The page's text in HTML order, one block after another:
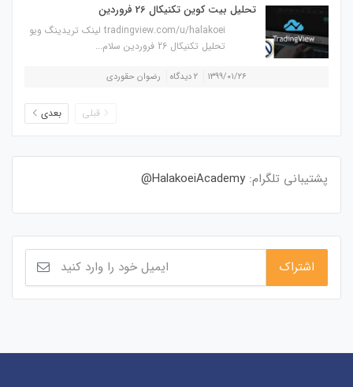
تحلیل بیت کوین تکنیکال 26 فروردین
tradingview.com/u/halakoei لینک تریدینگ ویو
تحلیل تکنیکال 26 فروردین سلام...
۱۳۹۹/۰۱/۲۶ ۲ دیدگاه رضوان حقوردی
قبلی بعدی
پشتیبانی تلگرام: HalakoeiAcademy@